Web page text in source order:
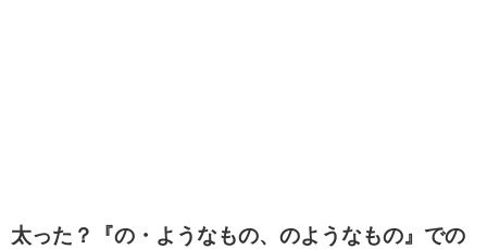
太った？『の・ようなもの、のようなもの』での